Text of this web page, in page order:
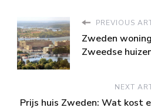
PREVIOUS
Zweden
Zweedse
NEXT
Prijs huis Zweden: Wat kost